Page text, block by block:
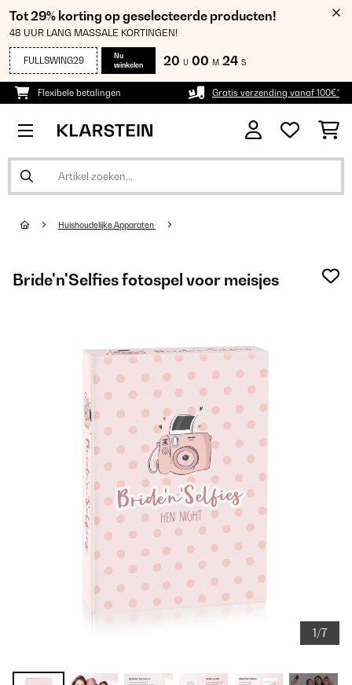
Tot 29% korting op geselecteerde producten!
48 UUR LANG MASSALE KORTINGEN!
FULLSWING29
Nu
winkelen
20 U 00 M 24 S
Flexibele betalingen Gratis verzending vanaf 100€*
Huishoudelijke Apparaten
Bride'n'Selfies fotospel voor meisjes
1/7